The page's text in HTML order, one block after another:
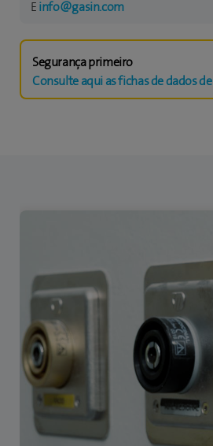
E info@gasin.com
Segurança primeiro
Consulte aqui as fichas de dados